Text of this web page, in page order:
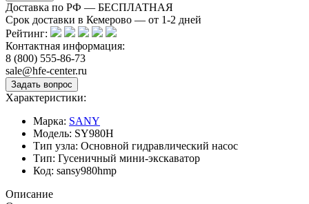
Доставка по РФ — БЕСПЛАТНАЯ
Срок доставки в Кемерово — от 1-2 дней
Рейтинг:
Контактная информация:
8 (800) 555-86-73
sale@hfe-center.ru
Характеристики:
Марка: SANY
Модель: SY980H
Тип узла: Основной гидравлический насос
Тип: Гусеничный мини-экскаватор
Код: sansy980hmp
Описание